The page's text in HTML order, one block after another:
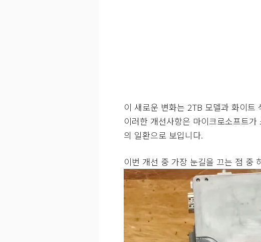
이 새로운 변화는 2TB 모델과 화이
이러한 개선사항은 마이크로소프트
의 일환으로 보입니다.
이번 개선 중 가장 눈길을 끄는 점 중